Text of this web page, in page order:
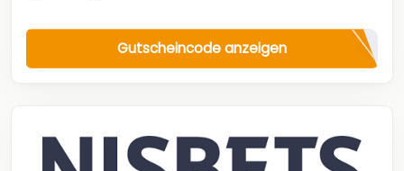
Gutscheincode anzeigen